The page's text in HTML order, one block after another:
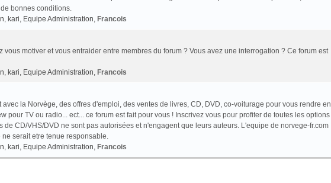
bonnes conditions.
, kari, Equipe Administration, Francois
motiver et vous entraider entre membres du forum ? Vous avez une interrogation ? Ce forum est
, kari, Equipe Administration, Francois
la Norvège, des offres d'emploi, des ventes de livres, CD, DVD, co-voiturage pour vous rendre en
pour TV ou radio... ect... ce forum est fait pour vous ! Inscrivez vous pour profiter de toutes les options
CD/VHS/DVD ne sont pas autorisées et n'engagent que leurs auteurs. L'equipe de norvege-fr.com
serait etre tenue responsable.
, kari, Equipe Administration, Francois